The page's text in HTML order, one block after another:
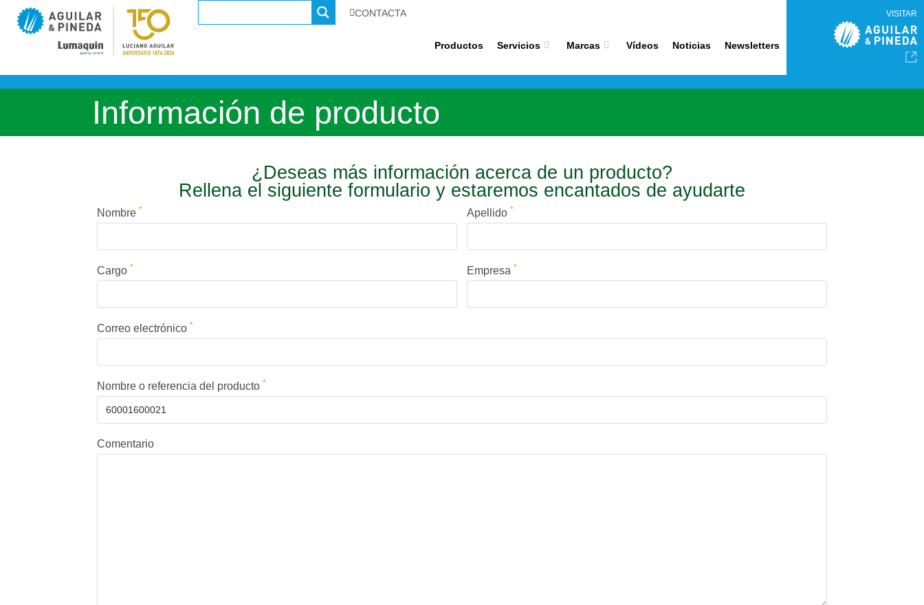
CONTACTA
Productos Servicios Marcas Vídeos Noticias Newsletters
VISITAR
Información de producto
¿Deseas más información acerca de un producto?
Rellena el siguiente formulario y estaremos encantados de ayudarte
Nombre * Apellido *
Cargo * Empresa *
Correo electrónico *
Nombre o referencia del producto *
Comentario